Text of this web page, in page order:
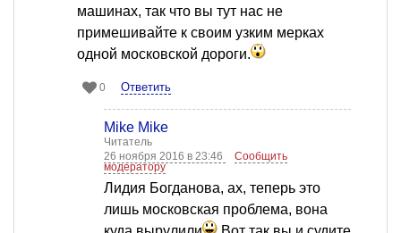
машинах, так что вы тут нас не
примешивайте к своим узким мерках
одной московской дороги.
0 Ответить
Mike Mike
Читатель
26 ноября 2016 в 23:46
Сообщить
модератору
Лидия Богданова, ах, теперь это
лишь московская проблема, вона